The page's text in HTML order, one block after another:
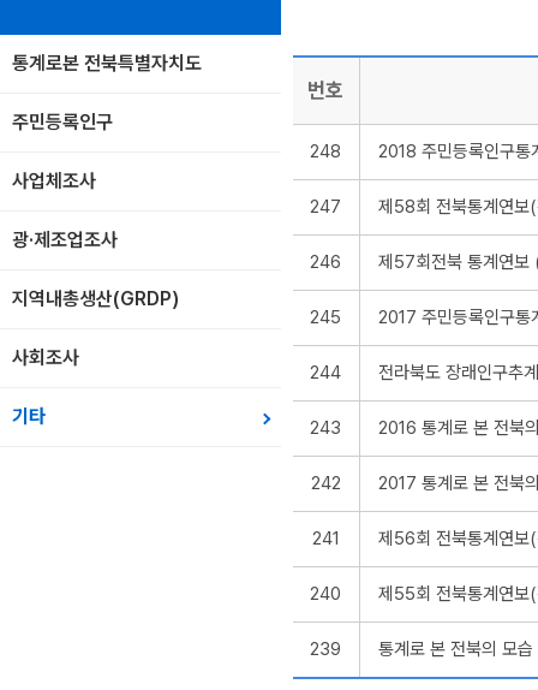
통계로본 전북특별자치도
주민등록인구
사업체조사
광·제조업조사
지역내총생산(GRDP)
사회조사
기타
번호
248 2018 주민등록인구통
247 제58회 전북통계연보
246 제57회전북 통계연보
245 2017 주민등록인구통
244 전라북도 장래인구추
243 2016 통계로 본 전북
242 2017 통계로 본 전북
241 제56회 전북통계연보
240 제55회 전북통계연보
239 통계로 본 전북의 모